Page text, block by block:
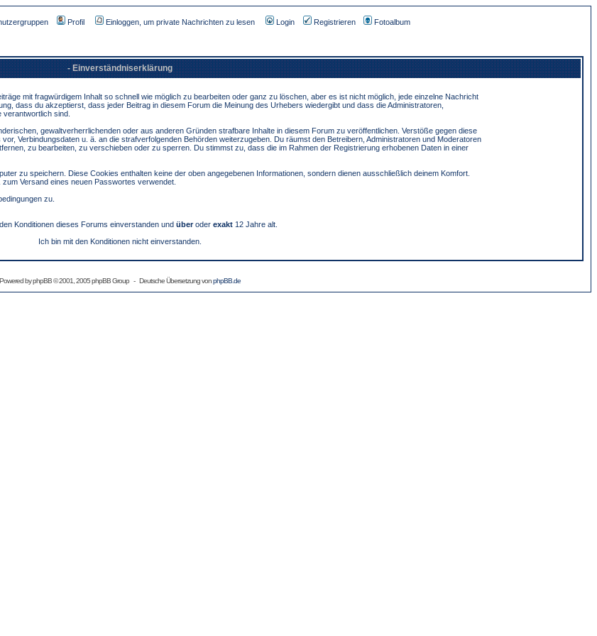
Profil Einloggen, um private Nachrichten zu lesen Login Registrieren Fotoalbum
- Einverständniserklärung
mit fragwürdigem Inhalt so schnell wie möglich zu bearbeiten oder ganz zu löschen, aber es ist nicht möglich, jede einzelne Nachricht
dass du akzeptierst, dass jeder Beitrag in diesem Forum die Meinung des Urhebers wiedergibt und dass die Administratoren,
sind.
gewaltverherrlichenden oder aus anderen Gründen strafbare Inhalte in diesem Forum zu veröffentlichen. Verstöße gegen diese
Verbindungsdaten u. ä. an die strafverfolgenden Behörden weiterzugeben. Du räumst den Betreibern, Administratoren und Moderatoren
zu bearbeiten, zu verschieben oder zu sperren. Du stimmst zu, dass die im Rahmen der Registrierung erhobenen Daten in einer
zu speichern. Diese Cookies enthalten keine der oben angegebenen Informationen, sondern dienen ausschließlich deinem Komfort.
Versand eines neuen Passwortes verwendet.
zu.
Konditionen dieses Forums einverstanden und überoder exakt 12 Jahre alt.
Ich bin mit den Konditionen nicht einverstanden.
Powered byphpBB© 2001, 2005 phpBB Group - Deutsche Übersetzung vonphpBB.de